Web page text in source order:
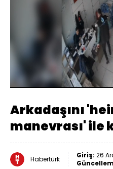
Sesi
Aç
Yüklendi :
56.73%
Arkadaşını
manevrası' ile
Habertürk Giriş: 26